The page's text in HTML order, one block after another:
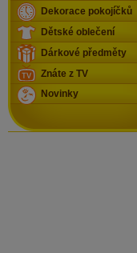
Dekorace pokojíčků
Dětské oblečení
Dárkové předměty
Znáte z TV
Novinky